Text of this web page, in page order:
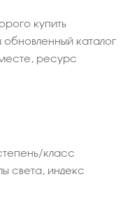
купить
каталог
ресурс
класс
света, индекс